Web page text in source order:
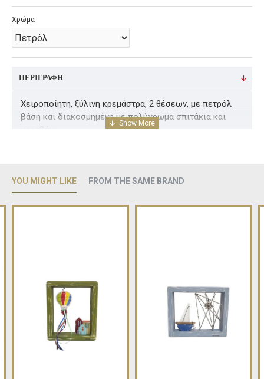
Χρώμα
ΠΕΡΙΓΡΑΦΉ
Χειροποίητη, ξύλινη κρεμάστρα, 2 θέσεων, με πετρόλ
βάση και διακοσμημένη με πολύχρωμα σπιτάκια και
καραβάκι
YOU MIGHT LIKE FROM THE SAME BRAND